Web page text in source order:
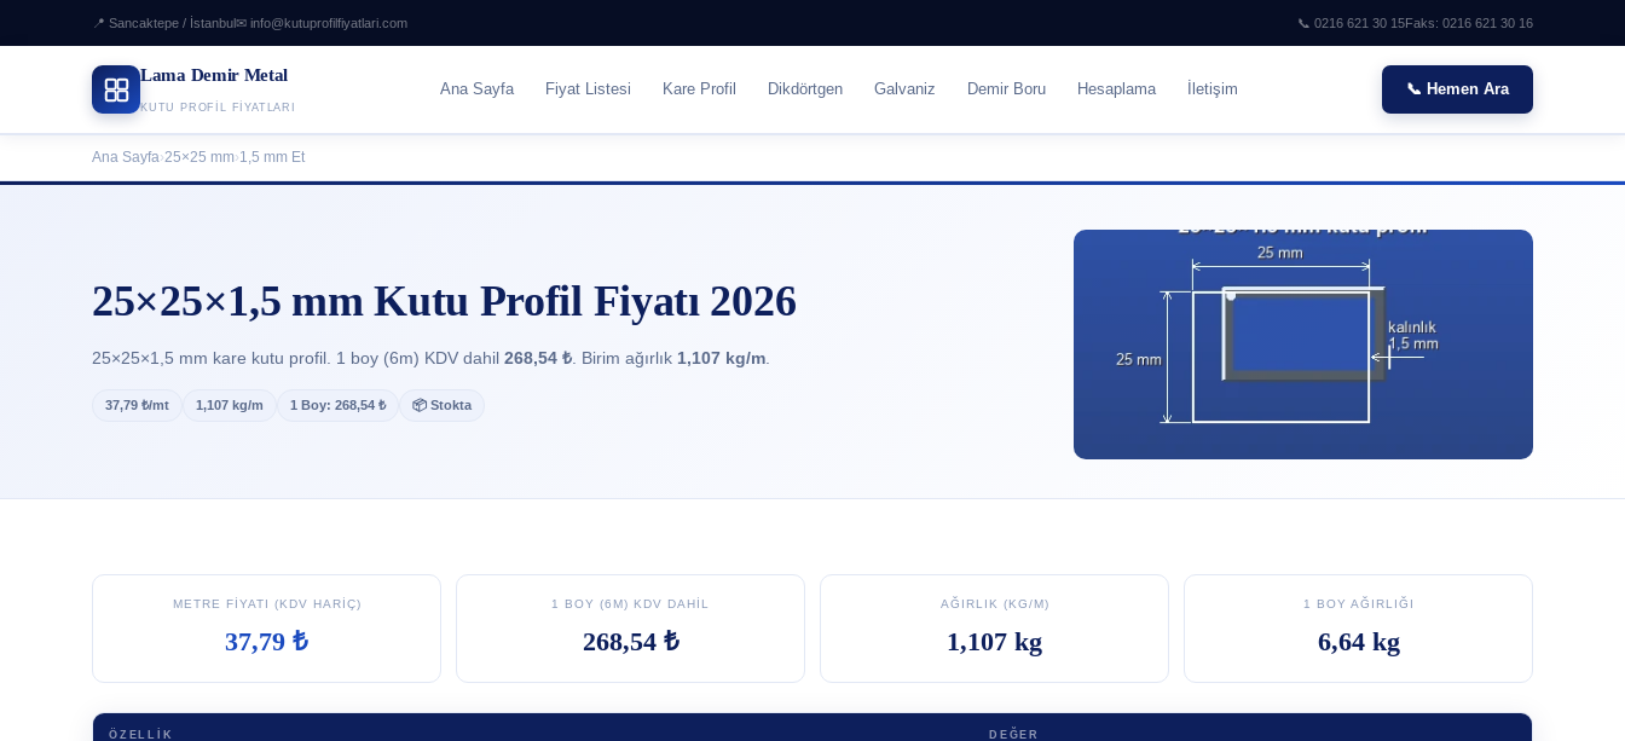
📍 Sancaktepe / İstanbul✉ info@kutuprofilfiyatlari.com 📞 0216 621 30 15Faks: 0216 621 30 16
Lama Demir Metal
KUTU PROFIL FIYATLARI
Ana Sayfa Fiyat Listesi Kare Profil Dikdörtgen Galvaniz Demir Boru Hesaplama İletişim 📞 Hemen Ara
Ana Sayfa›25×25 mm›1,5 mm Et
25×25×1,5 mm Kutu Profil Fiyatı 2026
25×25×1,5 mm kare kutu profil. 1 boy (6m) KDV dahil 268,54 ₺ . Birim ağırlık 1,107 kg/m
37,79 ₺/mt 1,107 kg/m 1 Boy: 268,54 ₺ 📦 Stokta
METRE FIYATI (KDV HARIÇ)
37,79 ₺
1 BOY (6M) KDV DAHIL
268,54 ₺
AĞIRLIK (KG/M)
1,107 kg
1 BOY AĞIRLIĞI
6,64 kg
ÖZELLIK DEĞER